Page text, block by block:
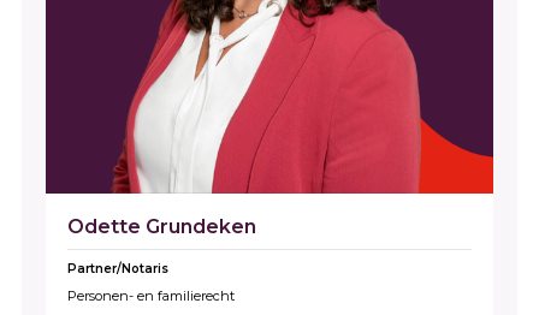
Odette Grundeken
Partner/Notaris
Personen- en familierecht